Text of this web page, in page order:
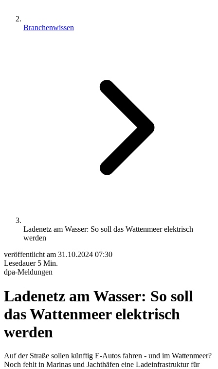
Branchenwissen
Ladenetz am Wasser: So soll das Wattenmeer elektrisch
werden
veröffentlicht am 31.10.2024 07:30
Lesedauer 5 Min.
dpa-Meldungen
Ladenetz am Wasser: So soll
das Wattenmeer elektrisch
werden
Auf der Straße sollen künftig E-Autos fahren - und im Wattenmeer?
Noch fehlt in Marinas und Jachthäfen eine Ladeinfrastruktur für